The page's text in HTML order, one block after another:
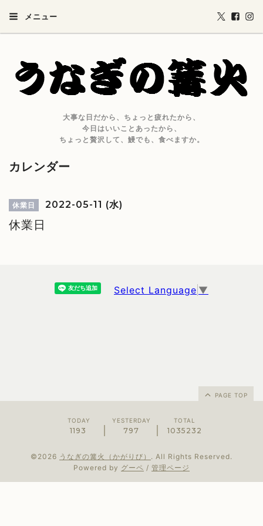
メニュー
大事な日だから、ちょっと疲れたから、
今日はいいことあったから、
ちょっと贅沢して、鰻でも、食べますか。
カレンダー
休業日 2022-05-11 (水)
休業日
Select Language ▼
PAGE TOP
TODAY
1193
YESTERDAY
797
TOTAL
1035232
©2026 うなぎの篝火（かがりび） . All Rights Reserved.
Powered by グーペ / 管理ページ